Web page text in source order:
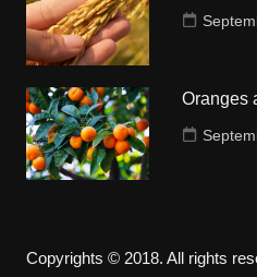
Oranges
Copyrights © 2018. All rights